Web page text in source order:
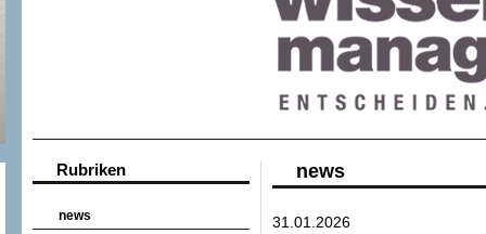
Rubriken
news
news
31.01.2026